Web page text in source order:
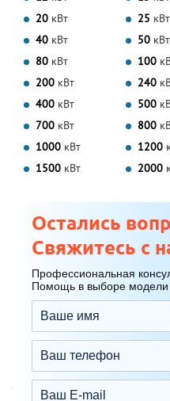
20 кВт 25 кВт
40 кВт 50 кВт
80 кВт 100
200 кВт 240
400 кВт 500
700 кВт 800
1000 кВт 1200
1500 кВт 2000
Остались
Свяжитесь с
Профессиональная
Помощь в выборе модели